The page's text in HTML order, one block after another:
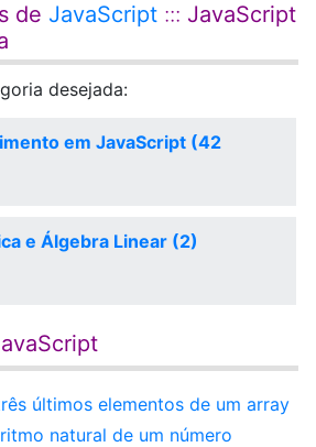
de JavaScript ::: JavaScript
desejada:
em JavaScript (42
e Álgebra Linear (2)
últimos elementos de um array
natural de um número